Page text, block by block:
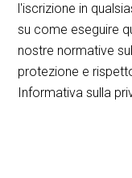
l'iscrizione in
su come eseguire
nostre normative
protezione e
Informativa sulla